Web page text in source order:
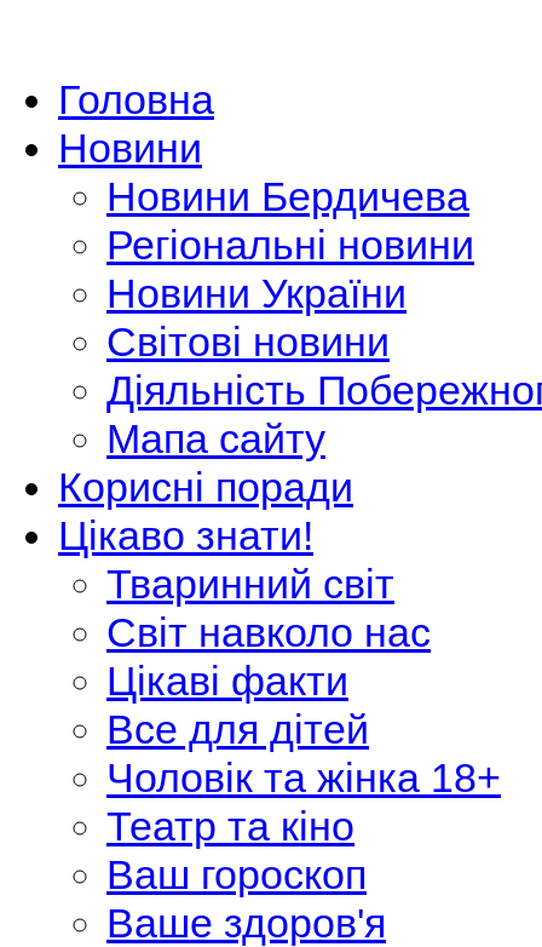
Головна
Новини
Новини Бердичева
Регіональні новини
Новини України
Світові новини
Діяльність
Мапа сайту
Корисні поради
Цікаво знати!
Тваринний світ
Світ навколо нас
Цікаві факти
Все для дітей
Чоловік та жінка 18+
Театр та кіно
Ваш гороскоп
Ваше здоров'я